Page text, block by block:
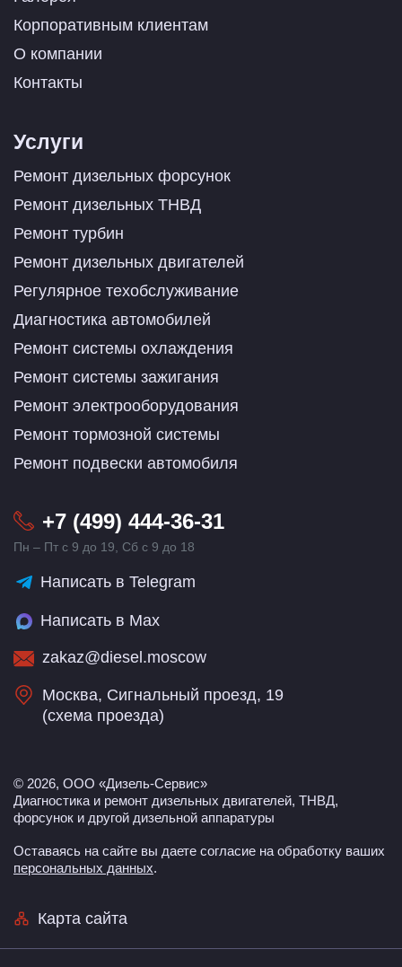
Корпоративным клиентам
О компании
Контакты
Услуги
Ремонт дизельных форсунок
Ремонт дизельных ТНВД
Ремонт турбин
Ремонт дизельных двигателей
Регулярное техобслуживание
Диагностика автомобилей
Ремонт системы охлаждения
Ремонт системы зажигания
Ремонт электрооборудования
Ремонт тормозной системы
Ремонт подвески автомобиля
+7 (499) 444-36-31
Пн – Пт с 9 до 19, Сб с 9 до 18
Написать в Telegram
Написать в Max
zakaz@diesel.moscow
Москва, Сигнальный проезд, 19
(схема проезда)
© 2026, ООО «Дизель-Сервис»
Диагностика и ремонт дизельных двигателей, ТНВД,
форсунок и другой дизельной аппаратуры
Оставаясь на сайте вы даете согласие на обработку ваших
персональных данных.
Карта сайта